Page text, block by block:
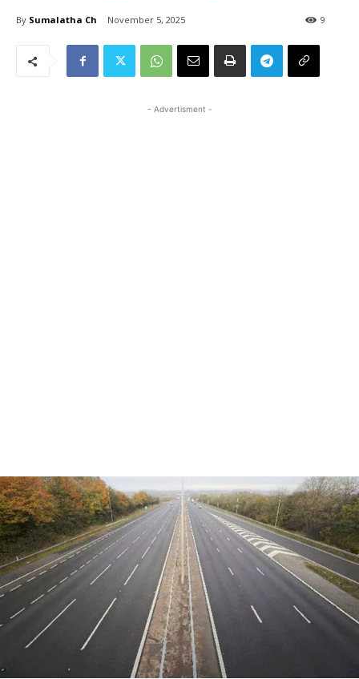
By Sumalatha Ch November 5, 2025 9
- Advertisment -